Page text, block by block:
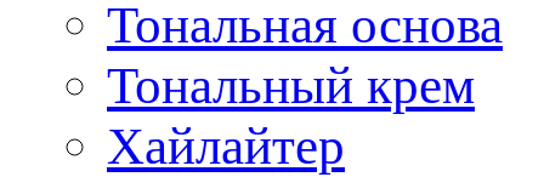
Тональная основа
Тональный крем
Хайлайтер